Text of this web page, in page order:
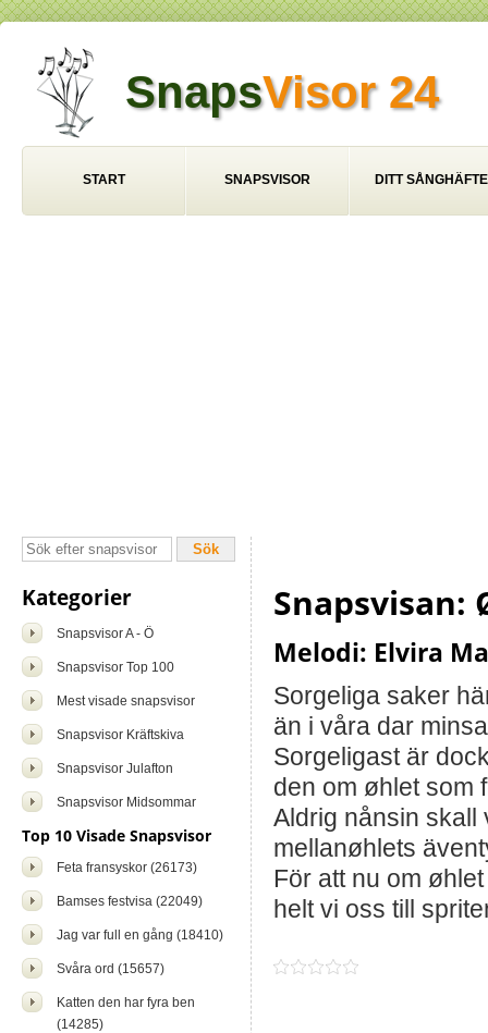
SnapsVisor 24
START SNAPSVISOR DITT SÅNGHÄFTE
Kategorier
Snapsvisor A - Ö
Snapsvisor Top 100
Mest visade snapsvisor
Snapsvisor Kräftskiva
Snapsvisor Julafton
Snapsvisor Midsommar
Top 10 Visade Snapsvisor
Feta fransyskor (26173)
Bamses festvisa (22049)
Jag var full en gång (18410)
Svåra ord (15657)
Katten den har fyra ben
(14285)
Melodi: Elvira
Sorgeliga saker
än i våra dar
Sorgeligast är
den om øhlet som
Aldrig nånsin skall
mellanøhlets
För att nu om
helt vi oss till